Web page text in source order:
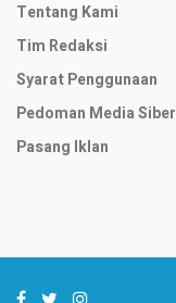
Tentang Kami
Tim Redaksi
Syarat Penggunaan
Pedoman Media Siber
Pasang Iklan